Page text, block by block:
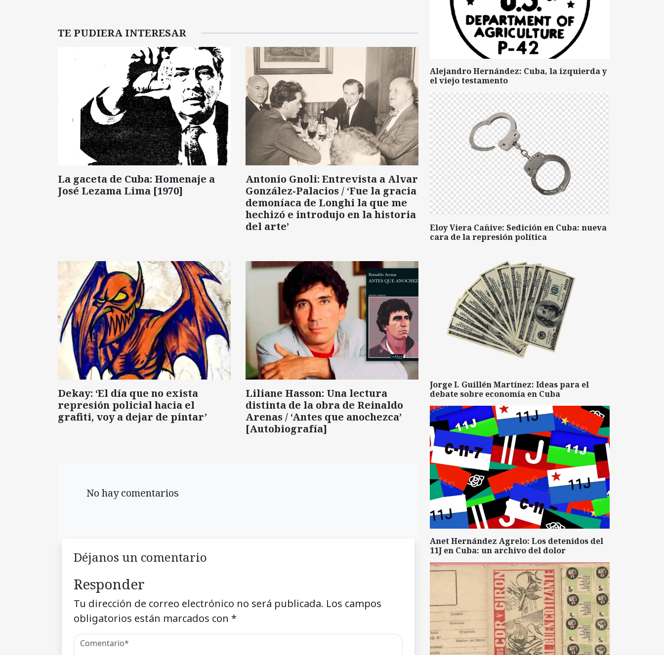
TE PUDIERA INTERESAR
La gaceta de Cuba: Homenaje a
José Lezama Lima [1970]
Antonio Gnoli: Entrevista a Alvar
González-Palacios / ‘Fue la gracia
demoníaca de Longhi la que me
hechizó e introdujo en la historia
del arte’
Dekay: ‘El día que no exista
represión policial hacia el
grafiti, voy a dejar de pintar’
Liliane Hasson: Una lectura
distinta de la obra de Reinaldo
Arenas / ‘Antes que anochezca’
[Autobiografía]
No hay comentarios
Déjanos un comentario
Responder
Tu dirección de correo electrónico no será publicada. Los campos
obligatorios están marcados con *
Alejandro Hernández: Cuba, la izquierda y
el viejo testamento
Eloy Viera Cañive: Sedición en Cuba: nueva
cara de la represión política
Jorge I. Guillén Martínez: Ideas para el
debate sobre economía en Cuba
Anet Hernández Agrelo: Los detenidos del
11J en Cuba: un archivo del dolor